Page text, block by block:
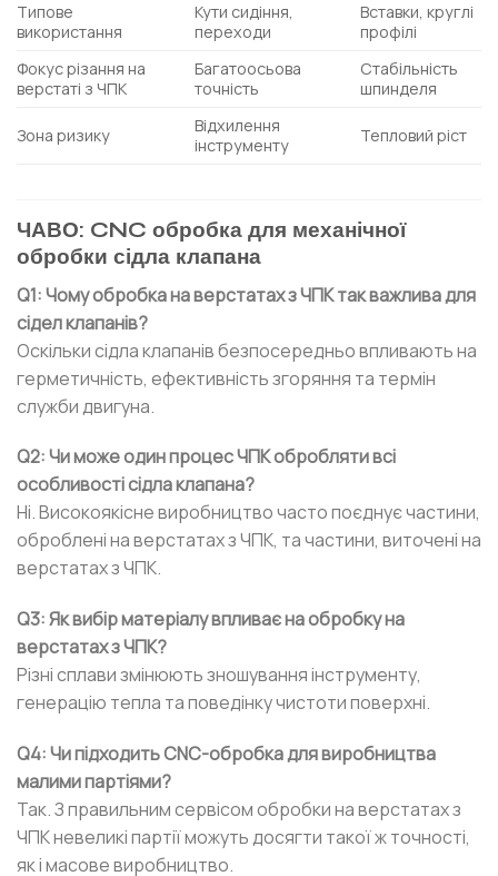
Типове
використання
Кути сидіння,
переходи
Вставки, круглі
профілі
Фокус різання на
верстаті з ЧПК
Багатоосьова
точність
Стабільність
шпинделя
Зона ризику
Відхилення
інструменту
Тепловий ріст
ЧАВО: CNC обробка для механічної
обробки сідла клапана
Q1: Чому обробка на верстатах з ЧПК так важлива для
сідел клапанів?
Оскільки сідла клапанів безпосередньо впливають на
герметичність, ефективність згоряння та термін
служби двигуна.
Q2: Чи може один процес ЧПК обробляти всі
особливості сідла клапана?
Ні. Високоякісне виробництво часто поєднує частини,
оброблені на верстатах з ЧПК, та частини, виточені на
верстатах з ЧПК.
Q3: Як вибір матеріалу впливає на обробку на
верстатах з ЧПК?
Різні сплави змінюють зношування інструменту,
генерацію тепла та поведінку чистоти поверхні.
Q4: Чи підходить CNC-обробка для виробництва
малими партіями?
Так. З правильним сервісом обробки на верстатах з
ЧПК невеликі партії можуть досягти такої ж точності,
як і масове виробництво.